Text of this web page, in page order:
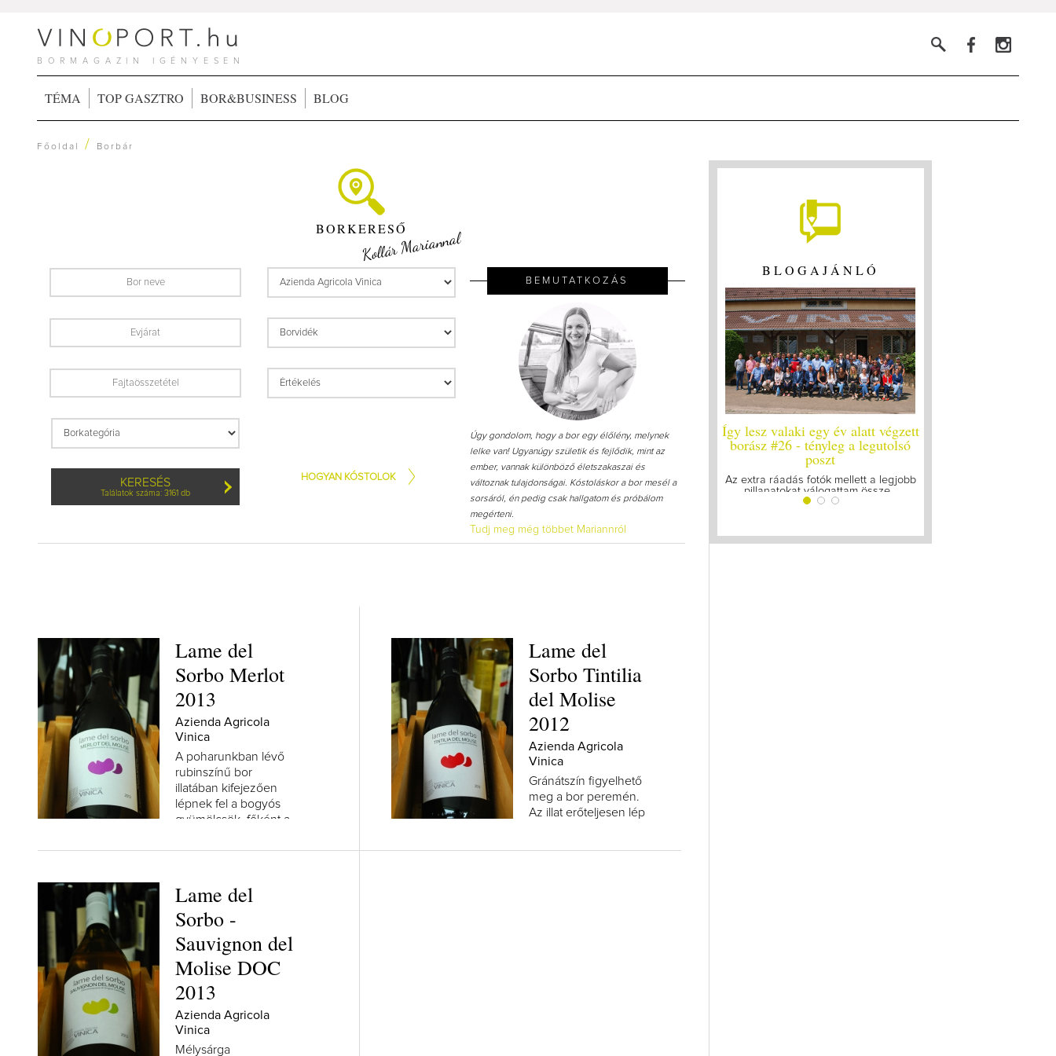
BORMAGAZIN IGÉNYESEN
TÉMA TOP GASZTRO BOR&BUSINESS BLOG
Főoldal / Borbár
BORKERESŐ
Kollár Mariannal
KERESÉS
Találatok száma: 3161 db
HOGYAN KÓSTOLOK
BEMUTATKOZÁS
Úgy gondolom, hogy a bor egy élőlény, melynek
lelke van! Ugyanúgy születik és fejlődik, mint az
ember, vannak különböző életszakaszai és
változnak tulajdonságai. Kóstoláskor a bor mesél a
sorsáról, én pedig csak hallgatom és próbálom
megérteni.
Tudj meg még többet Mariannról
Lame del
Sorbo Merlot
2013
Azienda Agricola
Vinica
A poharunkban lévő
rubinszínű bor
illatában kifejezően
lépnek fel a bogyós
gyümölcsök, főként a
emelkedik ki...
Lame del
Sorbo Tintilia
del Molise
2012
Azienda Agricola
Vinica
Gránátszín figyelhető
meg a bor peremén.
Az illat erőteljesen lép
Lame del
Sorbo -
Sauvignon del
Molise DOC
2013
Azienda Agricola
Vinica
Mélysárga
BLOGAJÁNLÓ
Így lesz valaki egy év alatt végzett
borász #26 - tényleg a legutolsó
poszt
Az extra ráadás fotók mellett a legjobb
pillanatokat válogattam össze...